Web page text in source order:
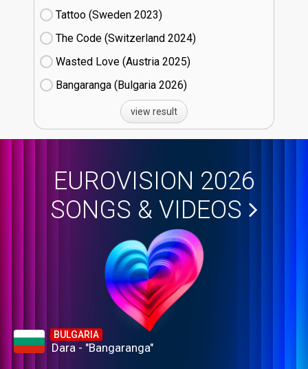
Tattoo (Sweden
23)
The Code (Switzerland
24)
Wasted Love (Austria
25)
Bangaranga (Bulgaria
26)
view result
EUROVISION 2026
SONGS & VIDEOS
BULGARIA
Dara - "Bangaranga"